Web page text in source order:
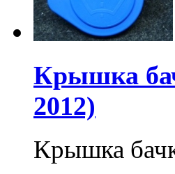
Крышка
2012)
Крышка